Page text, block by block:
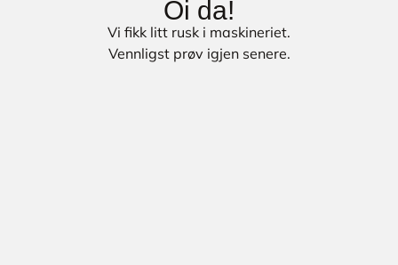
Oi da!
Vi fikk litt rusk i maskineriet.
Vennligst prøv igjen senere.